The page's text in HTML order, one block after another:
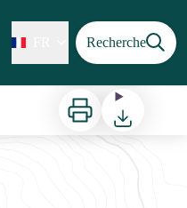
Recherche
Imprimer Télécharger